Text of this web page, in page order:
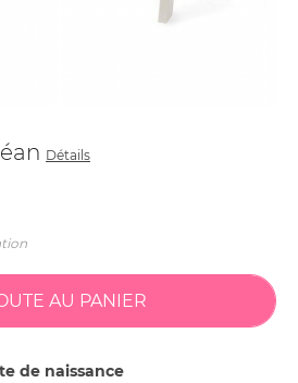
Détails
de naissance